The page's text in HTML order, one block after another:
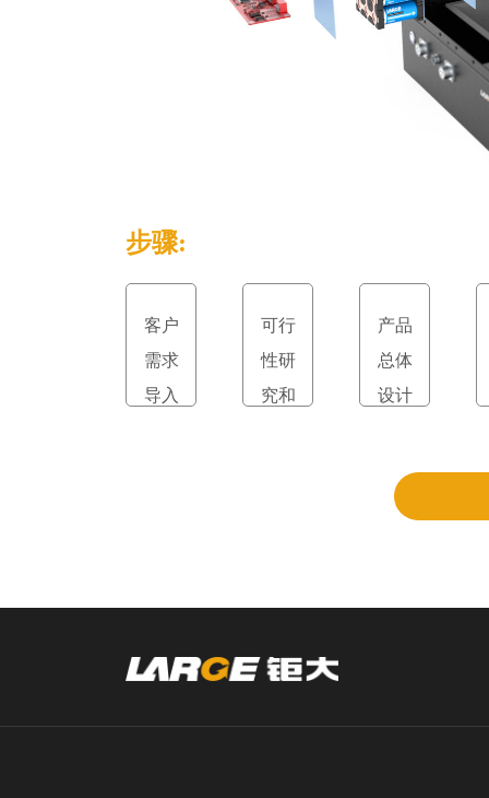
步骤:
客户
需求
导入
可行
性研
究和
产品
总体
设计